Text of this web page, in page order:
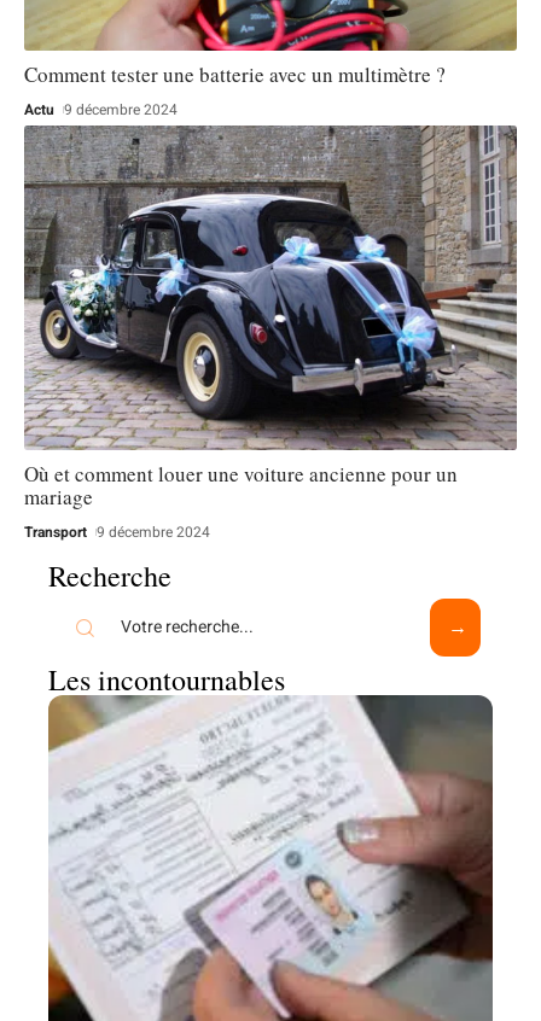
Comment tester une batterie avec un multimètre ?
Actu 9 décembre 2024
Où et comment louer une voiture ancienne pour un
mariage
Transport 9 décembre 2024
Recherche
Les incontournables